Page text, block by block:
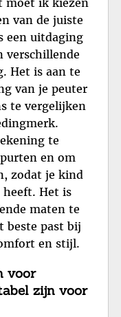
van de juiste
een uitdaging
verschillende
Het is aan te
van je peuter
te vergelijken
te
en om
zodat je kind
heeft. Het is
maten te
beste past bij
en stijl.
voor
zijn voor